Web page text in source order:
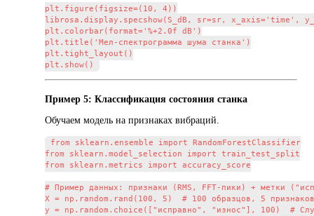
plt.figure(figsize=(10, 4))
librosa.display.specshow(S_dB, sr=sr, x_axis='time',
plt.colorbar(format='%+2.0f dB')
plt.title('Мел-спектрограмма шума станка')
plt.tight_layout()
Пример 5: Классификация состояния станка
Обучаем модель на признаках вибраций.
from sklearn.ensemble import RandomForestClassifier
from sklearn.model_selection import train_test_split
from sklearn.metrics import accuracy_score
# Пример данных: признаки (RMS, FFT-пики) + метки
X = np.random.rand(100, 5)  # 100 образцов, 5 признаков
y = np.random.choice(["исправно", "износ"], 100)  #